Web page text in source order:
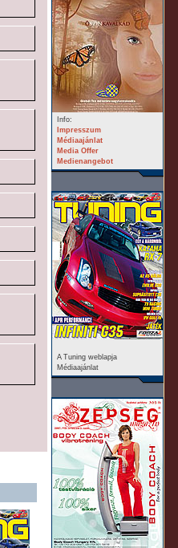
Info:
Impresszum
Médiaajánlat
Media Offer
Medienangebot
A Tuning weblapja
Médiaajánlat